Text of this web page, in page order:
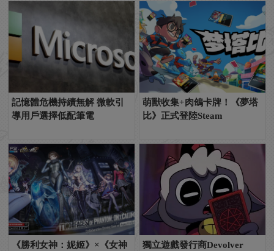
記憶體危機持續無解 微軟引
導用戶選擇低配筆電
萌獸收集+肉鴿卡牌！《夢塔
比》正式登陸Steam
《勝利女神：妮姬》×《女神
獨立遊戲發行商Devolver